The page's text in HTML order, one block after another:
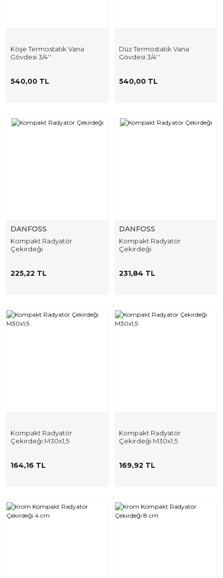
Köşe Termostatik Vana
Gövdesi 3/4''
540,00 TL
Düz Termostatik Vana
Gövdesi 3/4''
540,00 TL
DANFOSS
Kompakt Radyatör
Çekirdeği
225,22 TL
DANFOSS
Kompakt Radyatör
Çekirdeği
231,84 TL
Kompakt Radyatör
Çekirdeği M30x1,5
164,16 TL
Kompakt Radyatör
Çekirdeği M30x1,5
169,92 TL